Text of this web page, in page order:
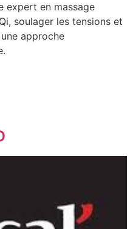
expert en massage
soulager les tensions et
approche